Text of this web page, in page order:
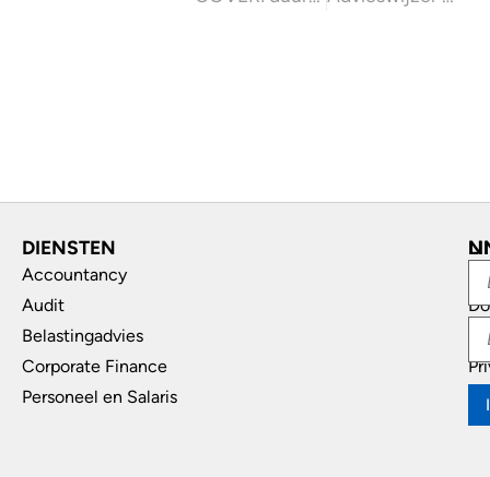
DIENSTEN
Accountancy
Audit
Belastingadvies
Corporate Finance
Personeel en Salaris